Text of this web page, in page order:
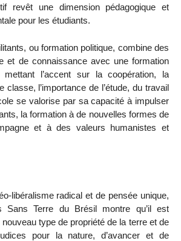
revêt une dimension pédagogique et
pour les étudiants.
ou formation politique, combine des
et de connaissance avec une formation
l’accent sur la coopération, la
classe, l’importance de l’étude, du travail
se valorise par sa capacité à impulser
la formation à de nouvelles formes de
et à des valeurs humanistes et
libéralisme radical et de pensée unique,
Sans Terre du Brésil montre qu’il est
nouveau type de propriété de la terre et de
pour la nature, d’avancer et de